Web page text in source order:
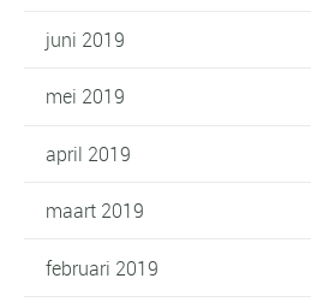
juni 2019
mei 2019
april 2019
maart 2019
februari 2019